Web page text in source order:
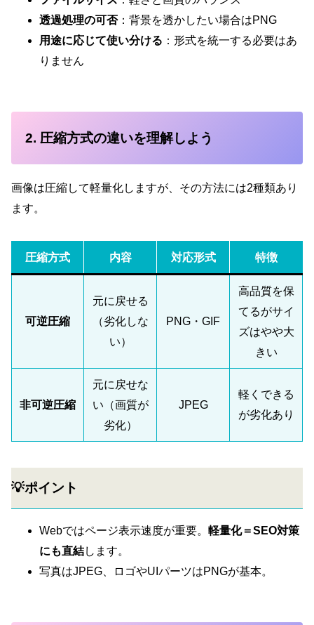
透過処理の可否：背景を透かしたい場合はPNG
用途に応じて使い分ける ：形式を統一する必要はあ
りません
2. 圧縮方式の違いを理解しよう
画像は圧縮して軽量化しますが、その方法には2種類あり
ます。
圧縮方式 内容 対応形式 特徴
可逆圧縮
元に戻せる
（劣化しな
い）
PNG・GIF
高品質を保
てるがサイ
ズはやや大
きい
非可逆圧縮
元に戻せな
い（画質が
劣化）
JPEG
軽くできる
が劣化あり
💡ポイント
Webではページ表示速度が重要。 軽量化＝SEO対策
にも直結します。
写真はJPEG、ロゴやUIパーツはPNGが基本。